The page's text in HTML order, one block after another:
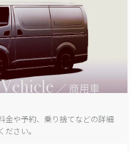
金や予約、乗り捨てなどの詳細
さい。